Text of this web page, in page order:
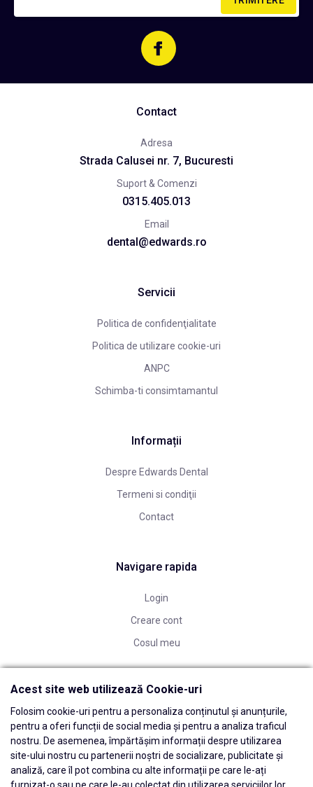
Contact
Adresa
Strada Calusei nr. 7, Bucuresti
Suport & Comenzi
0315.405.013
Email
dental@edwards.ro
Servicii
Politica de confidenţialitate
Politica de utilizare cookie-uri
ANPC
Schimba-ti consimtamantul
Informații
Despre Edwards Dental
Termeni si condiţii
Contact
Navigare rapida
Login
Creare cont
Cosul meu
Acest site web utilizează Cookie-uri
Folosim cookie-uri pentru a personaliza conținutul și anunțurile,
pentru a oferi funcții de social media și pentru a analiza traficul
nostru. De asemenea, împărtășim informații despre utilizarea
site-ului nostru cu partenerii noștri de socializare, publicitate și
analiză, care îl pot combina cu alte informații pe care le-ați